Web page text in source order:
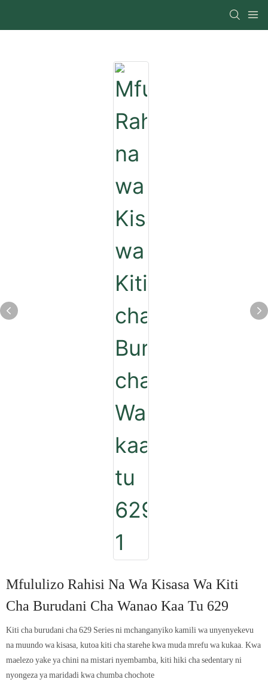
Mfululizo Rahisi Na Wa Kisasa Wa Kiti
Cha Burudani Cha Wanao Kaa Tu 629
Kiti cha burudani cha 629 Series ni mchanganyiko kamili wa unyenyekevu
na muundo wa kisasa, kutoa kiti cha starehe kwa muda mrefu wa kukaa. Kwa
maelezo yake ya chini na mistari nyembamba, kiti hiki cha sedentary ni
nyongeza ya maridadi kwa chumba chochote